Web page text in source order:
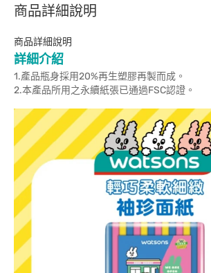
商品詳細說明
商品詳細說明
詳細介紹
1.產品瓶身採用20%再生塑膠再製而成。
2.本產品所用之永續紙張已通過FSC認證。